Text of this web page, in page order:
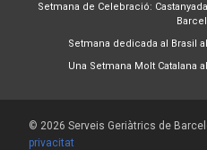
Setmana de Celebració:
Setmana dedicada al Brasil
Una Setmana Molt Catalana
© 2026 Serveis Geriàtrics de
privacitat